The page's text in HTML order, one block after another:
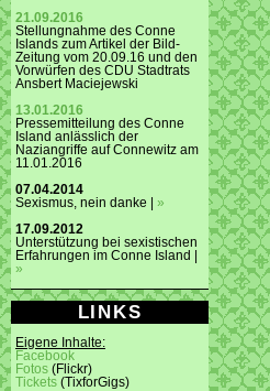
21.09.2016
Stellungnahme des Conne
Islands zum Artikel der Bild-
Zeitung vom 20.09.16 und den
Vorwürfen des CDU Stadtrats
Ansbert Maciejewski
13.01.2016
Pressemitteilung des Conne
Island anlässlich der
Naziangriffe auf Connewitz am
11.01.2016
07.04.2014
Sexismus, nein danke | »
17.09.2012
Unterstützung bei sexistischen
Erfahrungen im Conne Island |
»
LINKS
Eigene Inhalte:
Facebook
Fotos (Flickr)
Tickets (TixforGigs)